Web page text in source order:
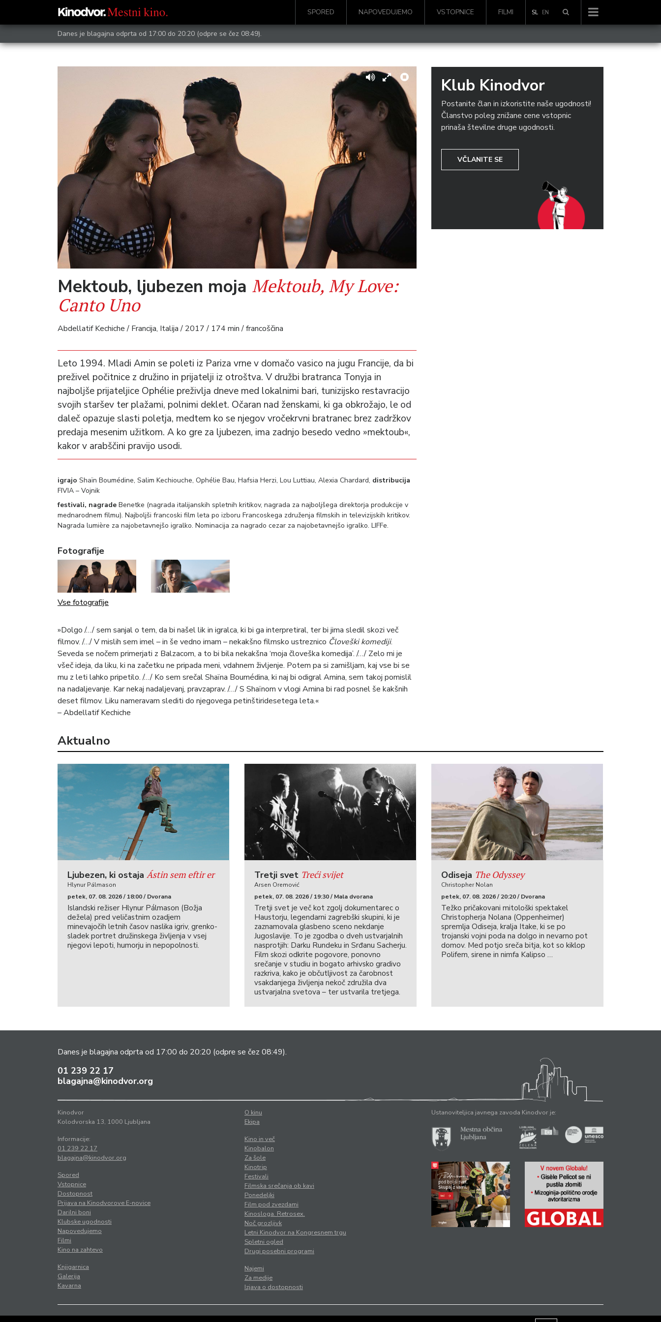
SPORED NAPOVEDUJEMO VSTOPNICE FILMI SL EN
Danes je blagajna odprta od 17:00 do 20:20 (odpre se čez 08:49).
Mektoub, ljubezen moja Mektoub, My Love:
Canto Uno
Abdellatif Kechiche / Francija, Italija / 2017 / 174 min / francoščina
Leto 1994. Mladi Amin se poleti iz Pariza vrne v domačo vasico na jugu Francije, da bi
preživel počitnice z družino in prijatelji iz otroštva. V družbi bratranca Tonyja in
najboljše prijateljice Ophélie preživlja dneve med lokalnimi bari, tunizijsko restavracijo
svojih staršev ter plažami, polnimi deklet. Očaran nad ženskami, ki ga obkrožajo, le od
daleč opazuje slasti poletja, medtem ko se njegov vročekrvni bratranec brez zadržkov
predaja mesenim užitkom. A ko gre za ljubezen, ima zadnjo besedo vedno »mektoub«,
kakor v arabščini pravijo usodi.
igrajo Shaïn Boumédine, Salim Kechiouche, Ophélie Bau, Hafsia Herzi, Lou Luttiau, Alexia Chardard, distribucija
FIVIA – Vojnik
festivali, nagrade Benetke (nagrada italijanskih spletnih kritikov, nagrada za najboljšega direktorja produkcije v
mednarodnem filmu). Najboljši francoski film leta po izboru Francoskega združenja filmskih in televizijskih kritikov.
Nagrada lumière za najobetavnejšo igralko. Nominacija za nagrado cezar za najobetavnejšo igralko. LIFFe.
Fotografije
Vse fotografije
»Dolgo /…/ sem sanjal o tem, da bi našel lik in igralca, ki bi ga interpretiral, ter bi jima sledil skozi več
filmov. /…/ V mislih sem imel – in še vedno imam – nekakšno filmsko ustreznico Človeški komediji.
Seveda se nočem primerjati z Balzacom, a to bi bila nekakšna ‘moja človeška komedija’. /…/ Zelo mi je
všeč ideja, da liku, ki na začetku ne pripada meni, vdahnem življenje. Potem pa si zamišljam, kaj vse bi se
mu z leti lahko pripetilo. /…/ Ko sem srečal Shaïna Boumédina, ki naj bi odigral Amina, sem takoj pomislil
na nadaljevanje. Kar nekaj nadaljevanj, pravzaprav. /…/ S Shaïnom v vlogi Amina bi rad posnel še kakšnih
deset filmov. Liku nameravam slediti do njegovega petinštiridesetega leta.«
– Abdellatif Kechiche
Klub Kinodvor
Postanite član in izkoristite naše ugodnosti!
Članstvo poleg znižane cene vstopnic
prinaša številne druge ugodnosti.
VČLANITE SE
Aktualno
Ljubezen, ki ostaja Ástin sem eftir er
Hlynur Pálmason
petek, 07. 08. 2026 / 18:00 / Dvorana
Islandski režiser Hlynur Pálmason (Božja
dežela) pred veličastnim ozadjem
minevajočih letnih časov naslika igriv, grenko-
sladek portret družinskega življenja v vsej
njegovi lepoti, humorju in nepopolnosti.
Tretji svet Treći svijet
Arsen Oremović
petek, 07. 08. 2026 / 19:30 / Mala dvorana
Tretji svet je več kot zgolj dokumentarec o
Haustorju, legendarni zagrebški skupini, ki je
zaznamovala glasbeno sceno nekdanje
Jugoslavije. To je zgodba o dveh ustvarjalnih
nasprotjih: Darku Rundeku in Srđanu Sacherju.
Film skozi odkrite pogovore, ponovno
srečanje v studiu in bogato arhivsko gradivo
razkriva, kako je občutljivost za čarobnost
vsakdanjega življenja nekoč združila dva
ustvarjalna svetova – ter ustvarila tretjega.
Odiseja The Odyssey
Christopher Nolan
petek, 07. 08. 2026 / 20:20 / Dvorana
Težko pričakovani mitološki spektakel
Christopherja Nolana (Oppenheimer)
spremlja Odiseja, kralja Itake, ki se po
trojanski vojni poda na dolgo in nevarno pot
domov. Med potjo sreča bitja, kot so kiklop
Polifem, sirene in nimfa Kalipso …
Danes je blagajna odprta od 17:00 do 20:20 (odpre se čez 08:49).
01 239 22 17
blagajna@kinodvor.org
Kinodvor
Kolodvorska 13, 1000 Ljubljana
Informacije:
01 239 22 17
blagajna@kinodvor.org
Spored
Vstopnice
Dostopnost
Prijava na Kinodvorove E-novice
Darilni boni
Klubske ugodnosti
Napovedujemo
Filmi
Kino na zahtevo
Knjigarnica
Galerija
Kavarna
O kinu
Ekipa
Kino in več
Kinobalon
Za šole
Kinotrip
Festivali
Filmska srečanja ob kavi
Ponedeljki
Film pod zvezdami
Kinosloga. Retrosex.
Noč grozljivk
Letni Kinodvor na Kongresnem trgu
Spletni ogled
Drugi posebni programi
Najemi
Za medije
Izjava o dostopnosti
Ustanoviteljica javnega zavoda Kinodvor je: